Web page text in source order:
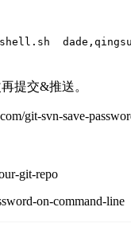
提交&推送。
git-svn-save-
git-repo
on-command-line